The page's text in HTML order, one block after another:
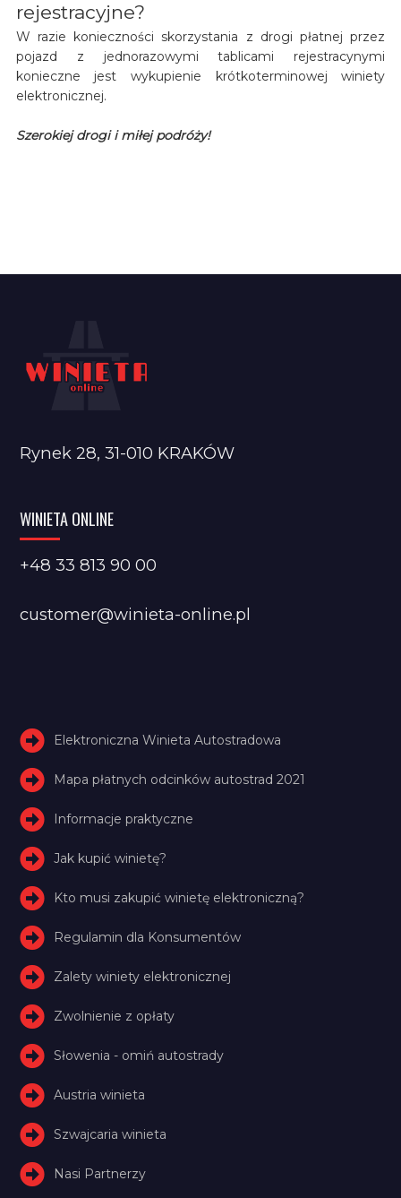
rejestracyjne?
W razie konieczności skorzystania z drogi płatnej przez
pojazd z jednorazowymi tablicami rejestracynymi
konieczne jest wykupienie krótkoterminowej winiety
elektronicznej.
Szerokiej drogi i miłej podróży!
Rynek 28, 31-010 KRAKÓW
WINIETA ONLINE
+48 33 813 90 00
customer@winieta-online.pl
Elektroniczna Winieta Autostradowa
Mapa płatnych odcinków autostrad 2021
Informacje praktyczne
Jak kupić winietę?
Kto musi zakupić winietę elektroniczną?
Regulamin dla Konsumentów
Zalety winiety elektronicznej
Zwolnienie z opłaty
Słowenia - omiń autostrady
Austria winieta
Szwajcaria winieta
Nasi Partnerzy